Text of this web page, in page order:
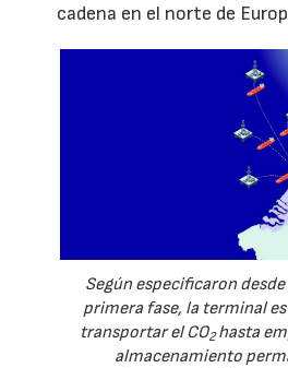
cadena en el norte de
Según especificaron
primera fase, la terminal
transportar el CO2hasta
almacenamiento